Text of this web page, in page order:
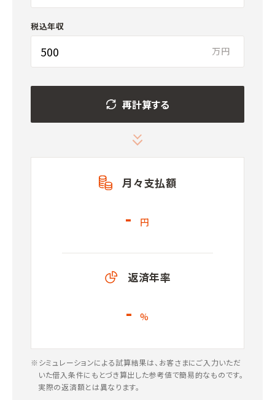
税込年収
万円
再計算する
月々支払額
- 円
返済年率
- %
※シミュレーションによる試算結果は、お客さまにご入力いただ
いた借入条件にもとづき算出した参考値で簡易的なものです。
実際の返済額とは異なります。